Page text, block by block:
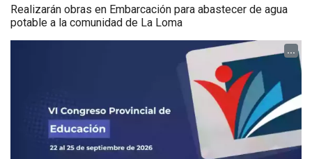
Realizarán obras en Embarcación para abastecer de agua
potable a la comunidad de La Loma
...